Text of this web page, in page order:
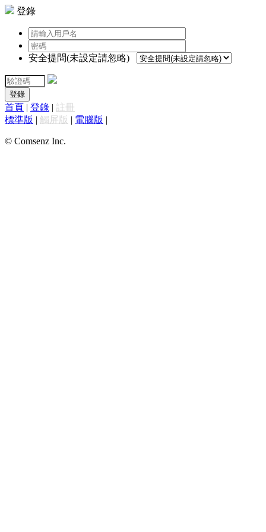
登錄
安全提問(未設定請忽略)
登錄
首頁 | 登錄 | 註冊
標準版 | 觸屏版 | 電腦版 |
© Comsenz Inc.